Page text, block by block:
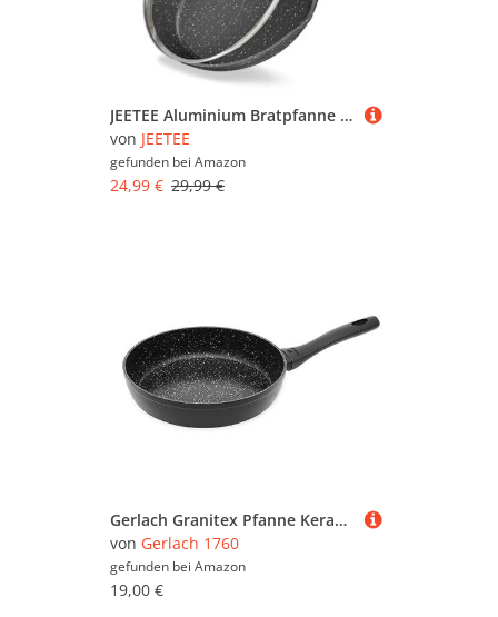
JEETEE Aluminium Bratpfanne 20 cm Glasdeckel, Pfanne mit Antihaft-Beschichtung, Induktion Gas Elektro Ofen, groß robust & langlebig, Induktionspfanne Pfannenset mit Handgriff, PFOA-frei (Grau)
von JEETEE
gefunden bei Amazon
24,99 € 29,99 €
Gerlach Granitex Pfanne Keramik Beschichtet Bratpfanne Marmor Keramikpfanne Bratpfannen Induktionsgeeignet Für Elektro Gas Keramik Induktion Herd Küche Küchenzubehör Pfannen 20 cm Schwarz
von Gerlach 1760
gefunden bei Amazon
19,00 €